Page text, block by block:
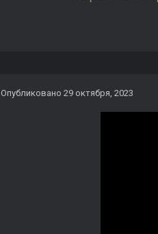
Опубликовано 29 октября, 2023